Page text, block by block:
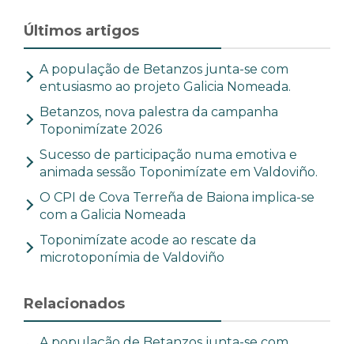
Últimos artigos
A população de Betanzos junta-se com
entusiasmo ao projeto Galicia Nomeada.
Betanzos, nova palestra da campanha
Toponimízate 2026
Sucesso de participação numa emotiva e
animada sessão Toponimízate em Valdoviño.
O CPI de Cova Terreña de Baiona implica-se
com a Galicia Nomeada
Toponimízate acode ao rescate da
microtoponímia de Valdoviño
Relacionados